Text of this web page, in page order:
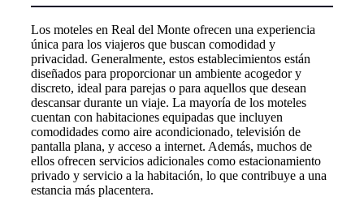
Los moteles en Real del Monte ofrecen una experiencia
única para los viajeros que buscan comodidad y
privacidad. Generalmente, estos establecimientos están
diseñados para proporcionar un ambiente acogedor y
discreto, ideal para parejas o para aquellos que desean
descansar durante un viaje. La mayoría de los moteles
cuentan con habitaciones equipadas que incluyen
comodidades como aire acondicionado, televisión de
pantalla plana, y acceso a internet. Además, muchos de
ellos ofrecen servicios adicionales como estacionamiento
privado y servicio a la habitación, lo que contribuye a una
estancia más placentera.